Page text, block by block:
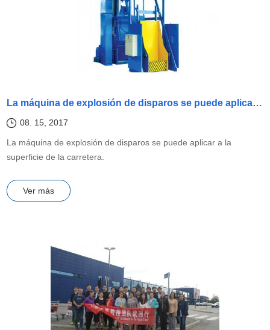
La máquina de explosión de disparos se puede aplicar a la superficie de la carretera, ¿sabes?
08. 15, 2017
La máquina de explosión de disparos se puede aplicar a la
superficie de la carretera.
Ver más